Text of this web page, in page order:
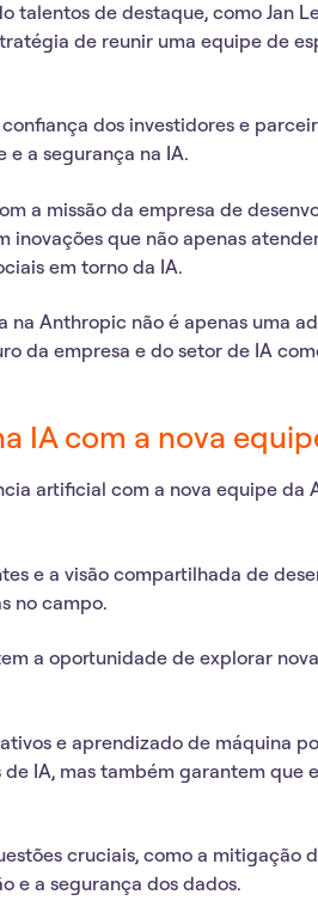
talentos de destaque, como Jan
de reunir uma equipe de
dos investidores e
e a segurança na IA.
a missão da empresa de
inovações que não apenas
em torno da IA.
na Anthropic não é apenas uma
da empresa e do setor de IA
IA com a nova
artificial com a nova equipe da
e a visão compartilhada de
no campo.
a oportunidade de explorar
e aprendizado de máquina
IA, mas também garantem que
cruciais, como a mitigação
e a segurança dos dados.